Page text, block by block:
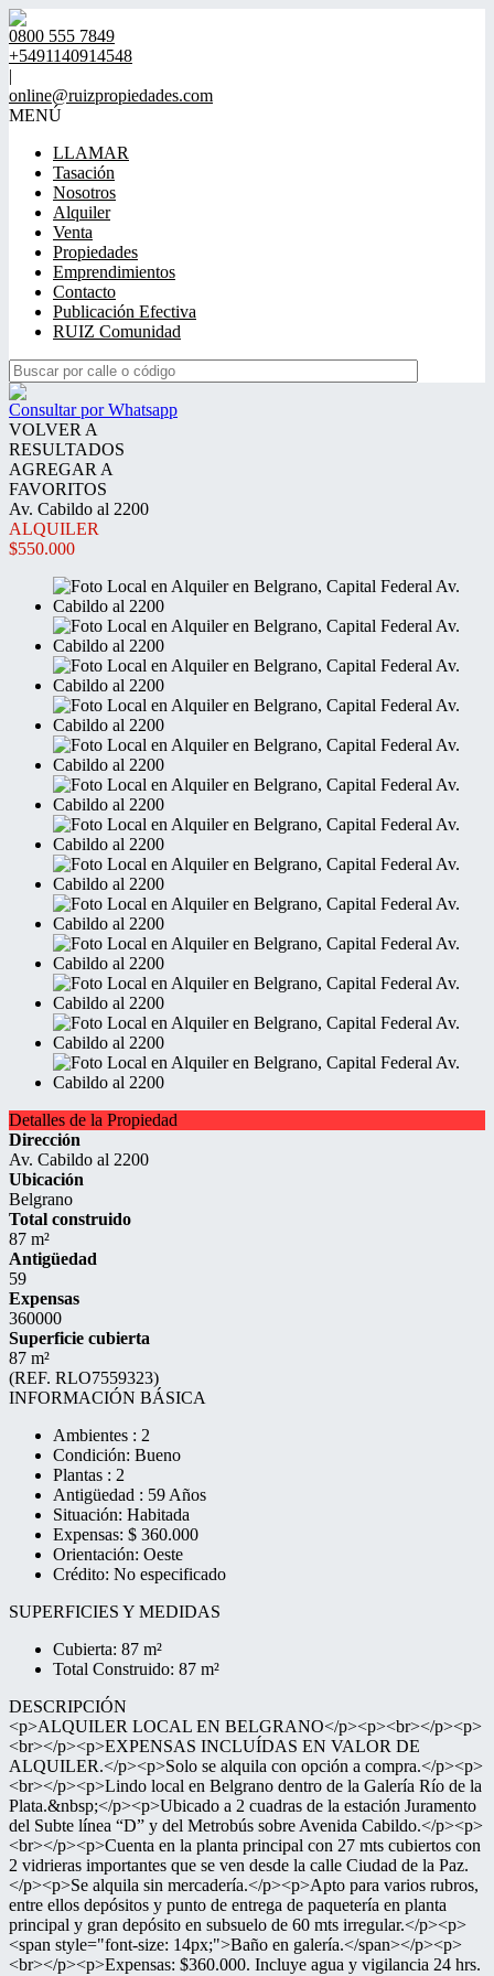
0800 555 7849
+5491140914548
|
online@ruizpropiedades.com
MENÚ
LLAMAR
Tasación
Nosotros
Alquiler
Venta
Propiedades
Emprendimientos
Contacto
Publicación Efectiva
RUIZ Comunidad
Consultar por Whatsapp
VOLVER A
RESULTADOS
AGREGAR A
FAVORITOS
Av. Cabildo al 2200
ALQUILER
$550.000
Detalles de la Propiedad
Dirección
Av. Cabildo al 2200
Ubicación
Belgrano
Total construido
87 m²
Antigüedad
59
Expensas
360000
Superficie cubierta
87 m²
(REF. RLO7559323)
INFORMACIÓN BÁSICA
Ambientes : 2
Condición: Bueno
Plantas : 2
Antigüedad : 59 Años
Situación: Habitada
Expensas: $ 360.000
Orientación: Oeste
Crédito: No especificado
SUPERFICIES Y MEDIDAS
Cubierta: 87 m²
Total Construido: 87 m²
DESCRIPCIÓN
<p>ALQUILER LOCAL EN BELGRANO</p><p><br></p><p>
<br></p><p>EXPENSAS INCLUÍDAS EN VALOR DE
ALQUILER.</p><p>Solo se alquila con opción a compra.</p><p>
<br></p><p>Lindo local en Belgrano dentro de la Galería Río de la
Plata.&nbsp;</p><p>Ubicado a 2 cuadras de la estación Juramento
del Subte línea “D” y del Metrobús sobre Avenida Cabildo.</p><p>
<br></p><p>Cuenta en la planta principal con 27 mts cubiertos con
2 vidrieras importantes que se ven desde la calle Ciudad de la Paz.
</p><p>Se alquila sin mercadería.</p><p>Apto para varios rubros,
entre ellos depósitos y punto de entrega de paquetería en planta
principal y gran depósito en subsuelo de 60 mts irregular.</p><p>
<span style="font-size: 14px;">Baño en galería.</span></p><p>
<br></p><p>Expensas: $360.000. Incluye agua y vigilancia 24 hrs.